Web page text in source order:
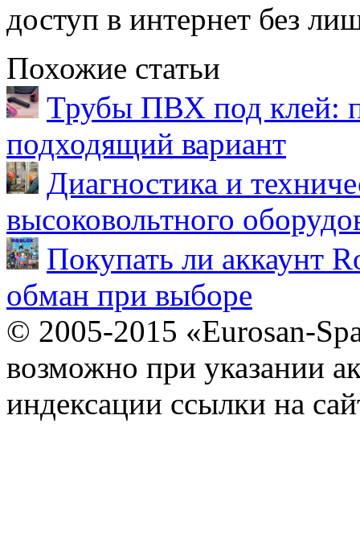
доступ в интернет без
Похожие статьи
Трубы ПВХ под клей:
подходящий вариант
Диагностика и
высоковольтного
Покупать ли аккаунт
обман при выборе
© 2005-2015 «Eurosan-
возможно при указании
индексации ссылки на